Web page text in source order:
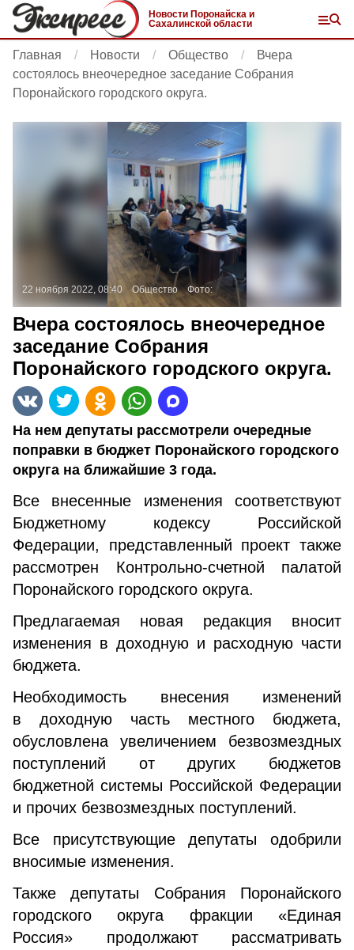
Новости Поронайска и
Сахалинской области
Главная Новости Общество
Вчера
состоялось внеочередное заседание Собрания
Поронайского городского округа.
22 ноября 2022, 08:40 Общество Фото:
Вчера состоялось внеочередное
заседание Собрания
Поронайского городского округа.
На нем депутаты рассмотрели очередные
поправки в бюджет Поронайского городского
округа на ближайшие 3 года.
Все внесенные изменения соответствуют
Бюджетному кодексу Российской
Федерации, представленный проект также
рассмотрен Контрольно-счетной палатой
Поронайского городского округа.
Предлагаемая новая редакция вносит
изменения в доходную и расходную части
бюджета.
Необходимость внесения изменений
в доходную часть местного бюджета,
обусловлена увеличением безвозмездных
поступлений от других бюджетов
бюджетной системы Российской Федерации
и прочих безвозмездных поступлений.
Все присутствующие депутаты одобрили
вносимые изменения.
Также депутаты Собрания Поронайского
городского округа фракции «Единая
Россия» продолжают рассматривать